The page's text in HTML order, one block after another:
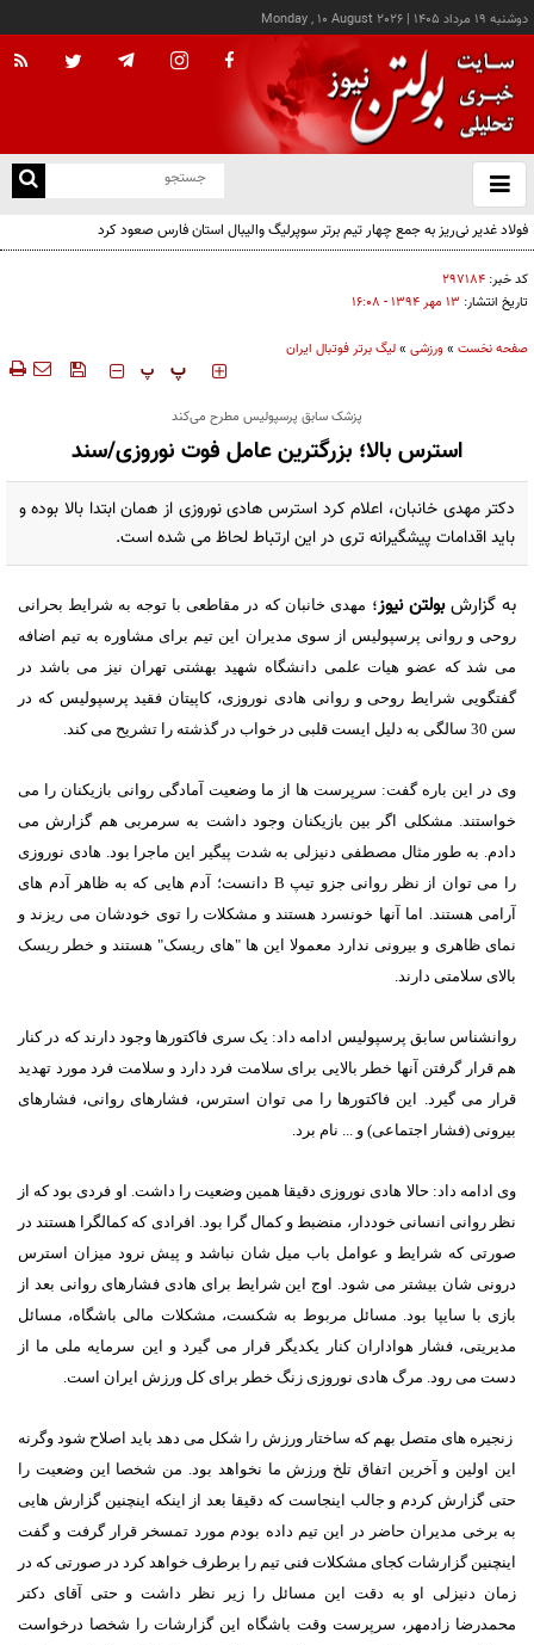
دوشنبه ۱۹ مرداد ۱۴۰۵ |
Monday , 10 August 2026
باز
و
فولاد غدیر نی‌ریز به جمع چهار تیم برتر سوپرلیگ والیبال استان فارس صعود کرد
کد خبر: ۲۹۷۱۸۴
تاریخ انتشار: ۱۳ مهر ۱۳۹۴ - ۱۶:۰۸
صفحه نخست »ورزشی »لیگ برتر فوتبال ایران
‍‍‍ پ پ
پزشک سابق پرسپولیس مطرح می‌کند
استرس بالا؛ بزرگترین عامل فوت نوروزی/سند
دکتر مهدی خانبان، اعلام کرد استرس هادی نوروزی از همان ابتدا بالا بوده و
باید اقدامات پیشگیرانه تری در این ارتباط لحاظ می شده است.
به گزارشبولتن نیوز؛ مهدی خانبان که در مقاطعی با توجه به شرایط بحرانی
روحی و روانی پرسپولیس از سوی مدیران این تیم برای مشاوره به تیم اضافه
می شد که عضو هیات علمی دانشگاه شهید بهشتی تهران نیز می باشد در
گفتگویی شرایط روحی و روانی هادی نوروزی، کاپیتان فقید پرسپولیس که در
سن 30 سالگی به دلیل ایست قلبی در خواب در گذشته را تشریح می کند.
وی در این باره گفت: سرپرست ها از ما وضعیت آمادگی روانی بازیکنان را می
خواستند. مشکلی اگر بین بازیکنان وجود داشت به سرمربی هم گزارش می
دادم. به طور مثال مصطفی دنیزلی به شدت پیگیر این ماجرا بود. هادی نوروزی
را می توان از نظر روانی جزو تیپ B دانست؛ آدم هایی که به ظاهر آدم های
آرامی هستند. اما آنها خونسرد هستند و مشکلات را توی خودشان می ریزند و
نمای ظاهری و بیرونی ندارد معمولا این ها "های ریسک" هستند و خطر ریسک
بالای سلامتی دارند.
روانشناس سابق پرسپولیس ادامه داد: یک سری فاکتورها وجود دارند که در کنار
هم قرار گرفتن آنها خطر بالایی برای سلامت فرد دارد و سلامت فرد مورد تهدید
قرار می گیرد. این فاکتورها را می توان استرس، فشارهای روانی، فشارهای
بیرونی (فشار اجتماعی) و ... نام برد.
وی ادامه داد: حالا هادی نوروزی دقیقا همین وضعیت را داشت. او فردی بود که از
نظر روانی انسانی خوددار، منضبط و کمال گرا بود. افرادی که کمالگرا هستند در
صورتی که شرایط و عوامل باب میل شان نباشد و پیش نرود میزان استرس
درونی شان بیشتر می شود. اوج این شرایط برای هادی فشارهای روانی بعد از
بازی با سایپا بود. مسائل مربوط به شکست، مشکلات مالی باشگاه، مسائل
مدیریتی، فشار هواداران کنار یکدیگر قرار می گیرد و این سرمایه ملی ما از
دست می رود. مرگ هادی نوروزی زنگ خطر برای کل ورزش ایران است.
زنجیره های متصل بهم که ساختار ورزش را شکل می دهد باید اصلاح شود وگرنه
این اولین و آخرین اتفاق تلخ ورزش ما نخواهد بود. من شخصا این وضعیت را
حتی گزارش کردم و جالب اینجاست که دقیقا بعد از اینکه اینچنین گزارش هایی
به برخی مدیران حاضر در این تیم داده بودم مورد تمسخر قرار گرفت و گفت
اینچنین گزارشات کجای مشکلات فنی تیم را برطرف خواهد کرد در صورتی که در
زمان دنیزلی او به دقت این مسائل را زیر نظر داشت و حتی آقای دکتر
محمدرضا زادمهر، سرپرست وقت باشگاه این گزارشات را شخصا درخواست